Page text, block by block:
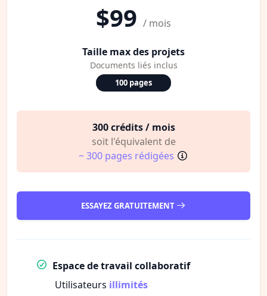
$99 / mois
Taille max des projets
Documents liés inclus
100 pages
300 crédits / mois
soit l'équivalent de
~ 300 pages rédigées
ESSAYEZ GRATUITEMENT
Espace de travail collaboratif
Utilisateurs illimités